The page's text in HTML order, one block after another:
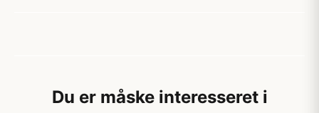
Du er måske interesseret i